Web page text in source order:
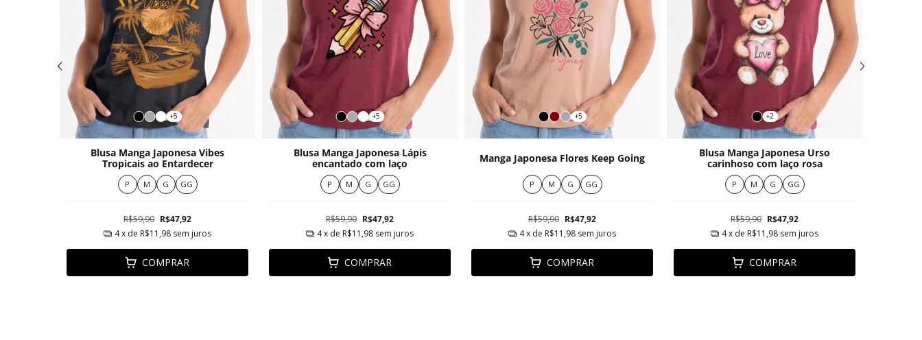
+5
Blusa Manga Japonesa Vibes
Tropicais ao Entardecer
P M G GG
R$59,90 R$47,92
4x de R$11,98 sem juros
COMPRAR
+5
Blusa Manga Japonesa Lápis
encantado com laço
P M G GG
R$59,90 R$47,92
4x de R$11,98 sem juros
COMPRAR
+5
Manga Japonesa Flores Keep Going
P M G GG
R$59,90 R$47,92
4x de R$11,98 sem juros
COMPRAR
+2
Blusa Manga Japonesa Urso
carinhoso com laço rosa
P M G GG
R$59,90 R$47,92
4x de R$11,98 sem juros
COMPRAR